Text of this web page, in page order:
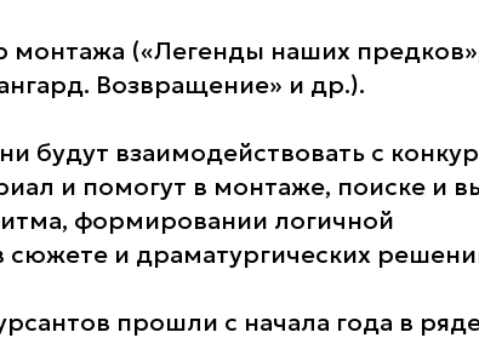
монтажа («Легенды наших
Возвращение» и др.).
будут взаимодействовать с
и помогут в монтаже, поиске и
формировании логичной
сюжете и драматургических
прошли с начала года в